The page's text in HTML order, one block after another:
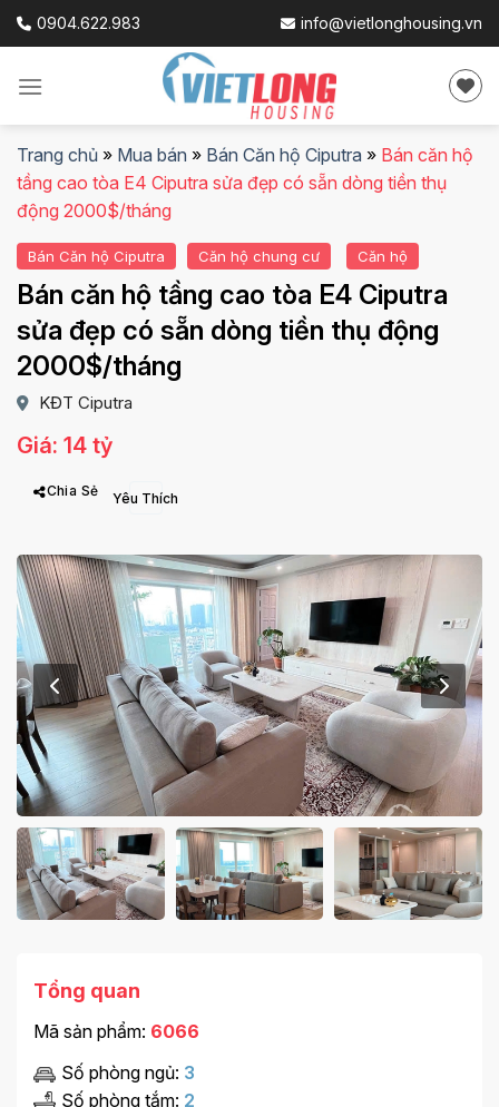
Skip
0904.622.983 info@vietlonghousing.vn
Trang chủ » Mua bán » Bán Căn hộ Ciputra » Bán căn hộ
tầng cao tòa E4 Ciputra sửa đẹp có sẵn dòng tiền thụ
động 2000$/tháng
Bán Căn hộ Ciputra Căn hộ chung cư Căn hộ
Bán căn hộ tầng cao tòa E4 Ciputra
sửa đẹp có sẵn dòng tiền thụ động
2000$/tháng
KĐT Ciputra
Giá: 14 tỷ
Chia Sẻ
Tổng quan
Mã sản phẩm: 6066
Số phòng ngủ: 3
Số phòng tắm: 2